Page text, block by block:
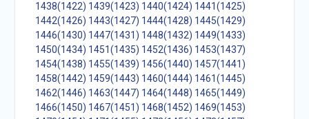
1438(1422) 1439(1423) 1440(1424) 1441(1425)
1442(1426) 1443(1427) 1444(1428) 1445(1429)
1446(1430) 1447(1431) 1448(1432) 1449(1433)
1450(1434) 1451(1435) 1452(1436) 1453(1437)
1454(1438) 1455(1439) 1456(1440) 1457(1441)
1458(1442) 1459(1443) 1460(1444) 1461(1445)
1462(1446) 1463(1447) 1464(1448) 1465(1449)
1466(1450) 1467(1451) 1468(1452) 1469(1453)